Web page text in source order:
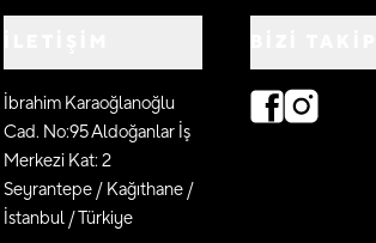
İbrahim Karaoğlanoğlu
Cad. No:95 Aldoğanlar İş
Merkezi Kat: 2
Seyrantepe / Kağıthane /
İstanbul / Türkiye